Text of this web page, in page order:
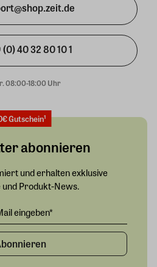
(0) 40 32 80 10 1
08:00-18:00 Uhr
Gutschein¹
abonnieren
und erhalten exklusive
Produkt-News.